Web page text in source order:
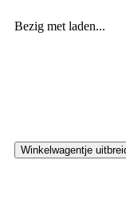
Bezig met laden...
Winkelwagentje